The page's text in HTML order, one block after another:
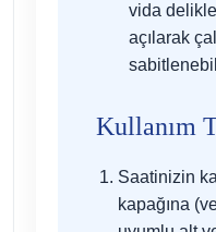
vida
açılarak
Kullanım
Saatinizin
kapağına